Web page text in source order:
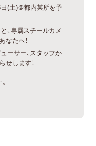
(土)＠都内某所を予
、専属スチールカメ
なたへ！
ーサー、スタッフか
せします！